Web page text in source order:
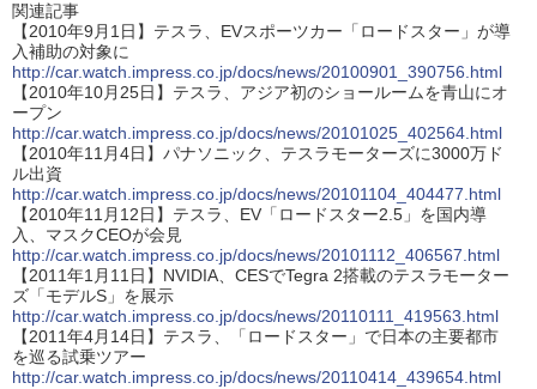
関連記事
【2010年9月1日】テスラ、EVスポーツカー「ロードスター」が導
入補助の対象に
http://car.watch.impress.co.jp/docs/news/20100901_390756.html
【2010年10月25日】テスラ、アジア初のショールームを青山にオ
ープン
http://car.watch.impress.co.jp/docs/news/20101025_402564.html
【2010年11月4日】パナソニック、テスラモーターズに3000万ド
ル出資
http://car.watch.impress.co.jp/docs/news/20101104_404477.html
【2010年11月12日】テスラ、EV「ロードスター2.5」を国内導
入、マスクCEOが会見
http://car.watch.impress.co.jp/docs/news/20101112_406567.html
【2011年1月11日】NVIDIA、CESでTegra 2搭載のテスラモーター
ズ「モデルS」を展示
http://car.watch.impress.co.jp/docs/news/20110111_419563.html
【2011年4月14日】テスラ、「ロードスター」で日本の主要都市
を巡る試乗ツアー
http://car.watch.impress.co.jp/docs/news/20110414_439654.html